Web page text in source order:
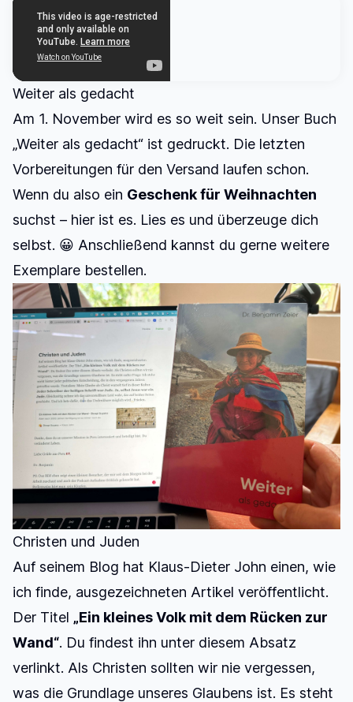
Weiter als gedacht
Am 1. November wird es so weit sein. Unser Buch
„Weiter als gedacht“ ist gedruckt. Die letzten
Vorbereitungen für den Versand laufen schon.
Wenn du also ein Geschenk für Weihnachten
suchst – hier ist es. Lies es und überzeuge dich
selbst. 😀 Anschließend kannst du gerne weitere
Exemplare bestellen.
Christen und Juden
Auf seinem Blog hat Klaus-Dieter John einen, wie
ich finde, ausgezeichneten Artikel veröffentlicht.
Der Titel „Ein kleines Volk mit dem Rücken zur
Wand“. Du findest ihn unter diesem Absatz
verlinkt. Als Christen sollten wir nie vergessen,
was die Grundlage unseres Glaubens ist. Es steht